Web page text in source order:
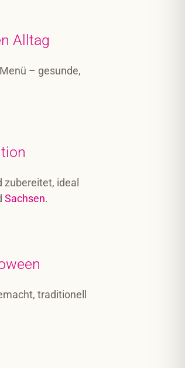
Alltag
– gesunde,
ideal
Sachsen.
traditionell